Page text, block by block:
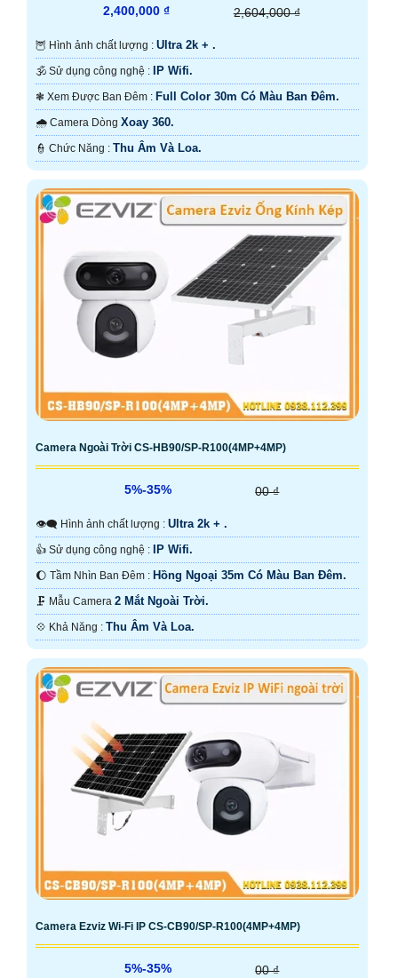
2,400,000 ₫ 2,604,000 ₫
🦉 Hình ảnh chất lượng : Ultra 2k + .
🕉️ Sử dụng công nghệ : IP Wifi.
❃ Xem Được Ban Đêm : Full Color 30m Có Màu Ban Ðêm.
🌧️ Camera Dòng Xoay 360.
️👮 Chức Năng : Thu Âm Và Loa.
Camera Ngoài Trời CS-HB90/SP-R100(4MP+4MP)
5%-35% 00 ₫
👁️‍🗨 Hình ảnh chất lượng : Ultra 2k + .
👍 Sử dụng công nghệ : IP Wifi.
🌔 Tầm Nhìn Ban Đêm : Hồng Ngoại 35m Có Màu Ban Ðêm.
🗜️ Mẫu Camera 2 Mắt Ngoài Trời.
️💠 Khả Năng : Thu Âm Và Loa.
Camera Ezviz Wi-Fi IP CS-CB90/SP-R100(4MP+4MP)
5%-35% 00 ₫